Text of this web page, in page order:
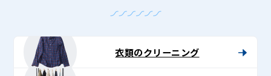
衣類のクリーニング